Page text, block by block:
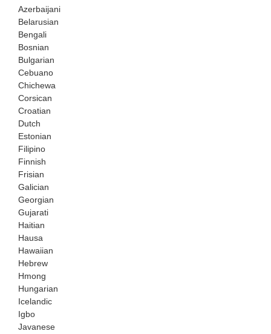
Azerbaijani
Belarusian
Bengali
Bosnian
Bulgarian
Cebuano
Chichewa
Corsican
Croatian
Dutch
Estonian
Filipino
Finnish
Frisian
Galician
Georgian
Gujarati
Haitian
Hausa
Hawaiian
Hebrew
Hmong
Hungarian
Icelandic
Igbo
Javanese